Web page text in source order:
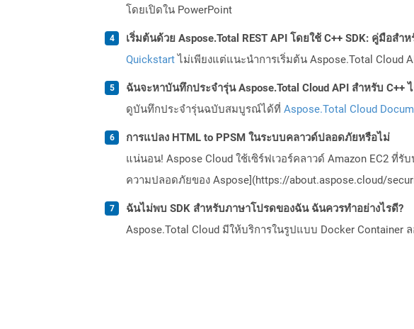
โดยเปิดใน PowerPoint
เริ่มต้นด้วย Aspose.Total REST API โดยใช้ C++ SDK: คู่มือสำ
Quickstartไม่เพียงแต่แนะนำการเริ่มต้น Aspose.Total Cloud
ฉันจะหาบันทึกประจำรุ่น Aspose.Total Cloud API สำหรับ C++
ดูบันทึกประจำรุ่นฉบับสมบูรณ์ได้ที่ Aspose.Total Cloud
การแปลง HTML to PPSM ในระบบคลาวด์ปลอดภัยหรือไม่
แน่นอน! Aspose Cloud ใช้เซิร์ฟเวอร์คลาวด์ Amazon EC2
ความปลอดภัยของ Aspose](https://about.aspose.cloud/
ฉันไม่พบ SDK สำหรับภาษาโปรดของฉัน ฉันควรทำอย่างไรดี?
Aspose.Total Cloud มีให้บริการในรูปแบบ Docker